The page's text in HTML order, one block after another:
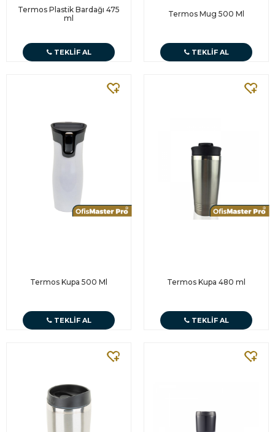
Termos Plastik Bardağı 475
ml
TEKLIF AL
Termos Mug 500 Ml
TEKLIF AL
Termos Kupa 500 Ml
TEKLIF AL
Termos Kupa 480 ml
TEKLIF AL